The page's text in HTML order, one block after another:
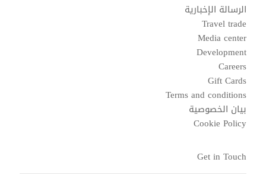
الرسالة الإخبارية
Travel trade
Media center
Development
Careers
Gift Cards
Terms and conditions
بيان الخصوصية
Cookie Policy
Get in Touch